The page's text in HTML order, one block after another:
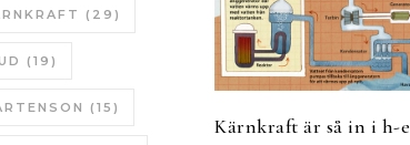
(29)
(19)
(15)
Kärnkraft är så in i h-e